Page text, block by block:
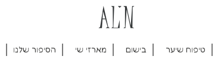
טיפוח שיער בישום מארזי שי הסיפור שלנו